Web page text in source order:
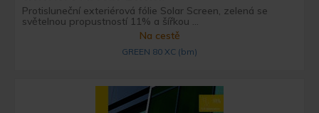
Protisluneční exteriérová fólie Solar Screen, zelená se
světelnou propustností 11% a šířkou ...
Na cestě
GREEN 80 XC (bm)